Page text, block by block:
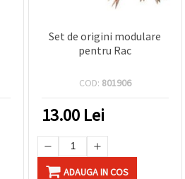
Set de origini modulare
pentru Rac
COD: 801906
13.00 Lei
ADAUGA IN COS